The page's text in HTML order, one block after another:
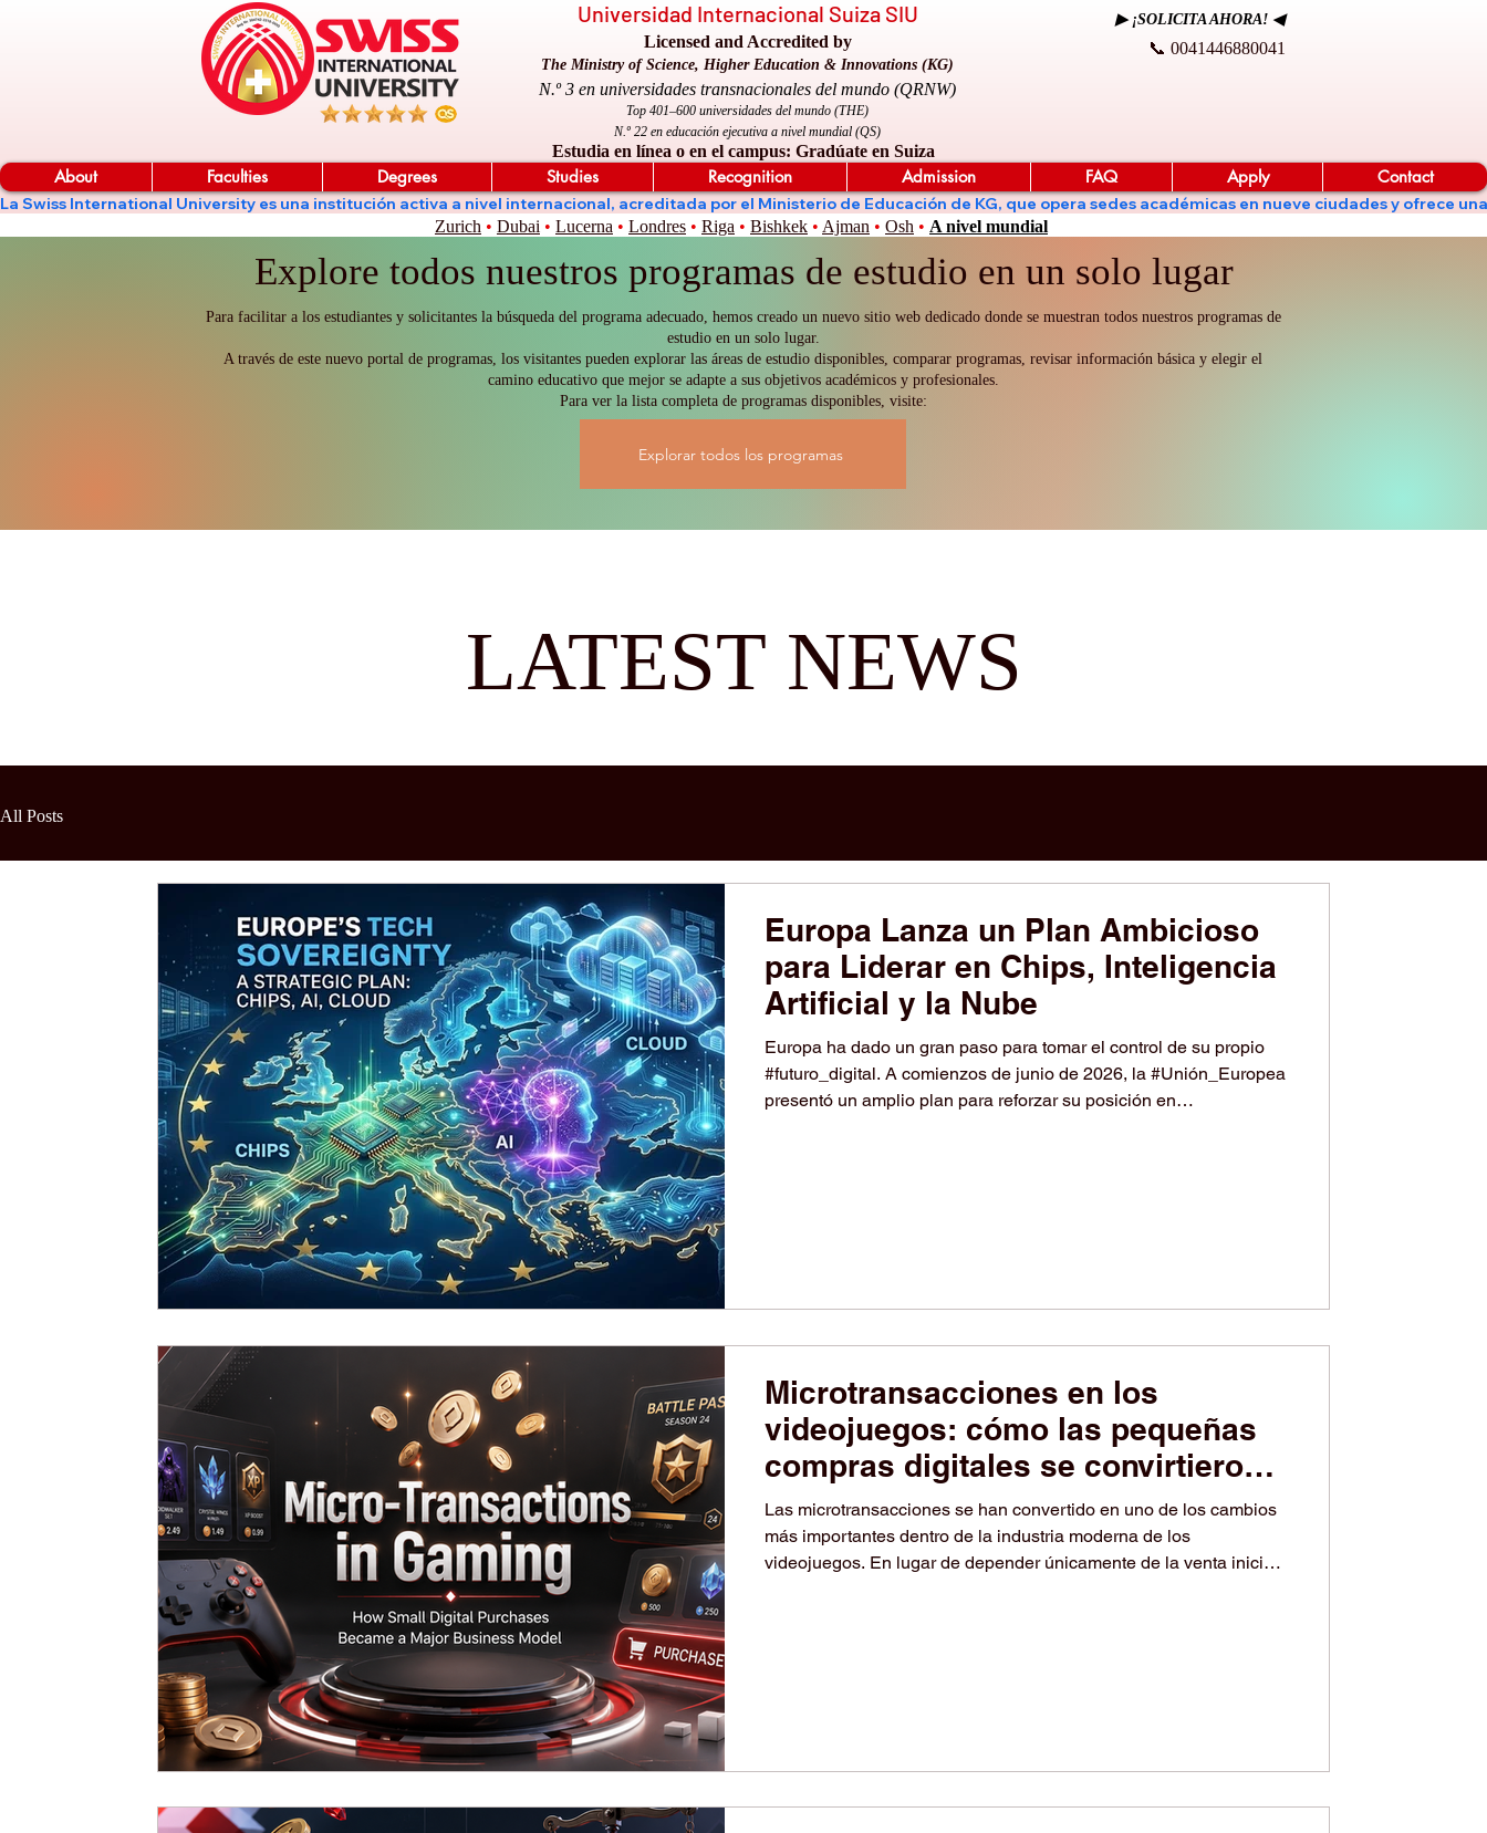
Universidad Internacional Suiza SIU
Licensed and Accredited by
The Ministry of Science, Higher Education & Innovations (KG)
N.º 3 en universidades transnacionales del mundo (QRNW)
Top 401–600 universidades del mundo (THE)
▶ ¡SOLICITA AHORA! ◀
📞 0041446880041
N.º 22 en educación ejecutiva a nivel mundial (QS)
Estudia en línea o en el campus: Gradúate en Suiza
About Faculties Degrees Studies Recognition Admission FAQ Apply Contact
La Swiss International University es una institución activa a nivel internacional, acreditada por el Ministerio de Educación de KG, que opera sedes académicas en nueve ciudades y
Zurich • Dubai • Lucerna • Londres • Riga • Bishkek • Ajman • Osh • A nivel mundial
Explore todos nuestros programas de estudio en un solo lugar
Para facilitar a los estudiantes y solicitantes la búsqueda del programa adecuado, hemos creado un nuevo sitio web dedicado donde se muestran todos nuestros programas de
estudio en un solo lugar.
A través de este nuevo portal de programas, los visitantes pueden explorar las áreas de estudio disponibles, comparar programas, revisar información básica y elegir el
camino educativo que mejor se adapte a sus objetivos académicos y profesionales.
Para ver la lista completa de programas disponibles, visite:
Explorar todos los programas
LATEST NEWS
All Posts
Europa Lanza un Plan Ambicioso
para Liderar en Chips, Inteligencia
Artificial y la Nube
Europa ha dado un gran paso para tomar el control de su propio
#futuro_digital. A comienzos de junio de 2026, la #Unión_Europea
presentó un amplio plan para reforzar su posición en
Microtransacciones en los
videojuegos: cómo las pequeñas
compras digitales se convirtieron
en un gran modelo de negocio
Las microtransacciones se han convertido en uno de los cambios
más importantes dentro de la industria moderna de los
videojuegos. En lugar de depender únicamente de la venta inicial